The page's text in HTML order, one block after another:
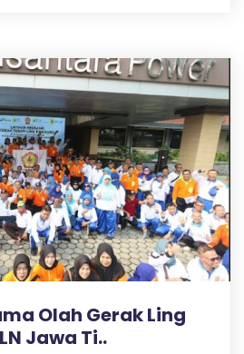
Olah Gerak Ling
Jawa Ti..